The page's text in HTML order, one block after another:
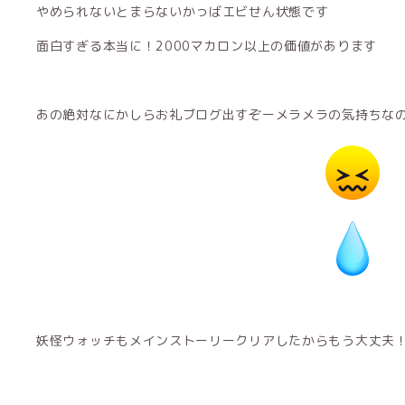
やめられないとまらないかっばエビせん状態です
面白すぎる本当に！2000マカロン以上の価値があります
あの絶対なにかしらお礼ブログ出すぞーメラメラの気持ちな
妖怪ウォッチもメインストーリークリアしたからもう大丈夫